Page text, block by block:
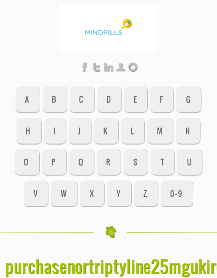
A B C D E F G
H I J K L M N
O P Q R S T U
V W X Y Z 0-9